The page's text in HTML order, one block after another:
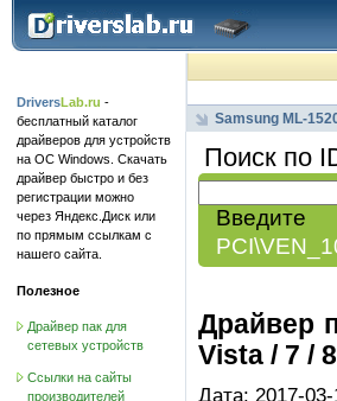
DriversLab.ru -
бесплатный каталог
драйверов для устройств
на ОС Windows. Скачать
драйвер быстро и без
регистрации можно
через Яндекс.Диск или
по прямым ссылкам с
нашего сайта.
Полезное
Драйвер пак для
сетевых устройств
Ссылки на сайты
производителей
Samsung ML-
Поиск по
Драйвер
Vista / 7 /
Дата: 2017-03-